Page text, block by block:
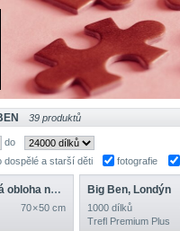
39 produktů
do
dospělé a starší děti fotografie
Impresionistická obloha nad Londýnem
70 × 50 cm
Big Ben, Londýn
1000 dílků
Trefl Premium Plus